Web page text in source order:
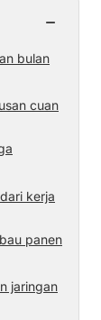
−
bulan
cuan
kerja
panen
jaringan